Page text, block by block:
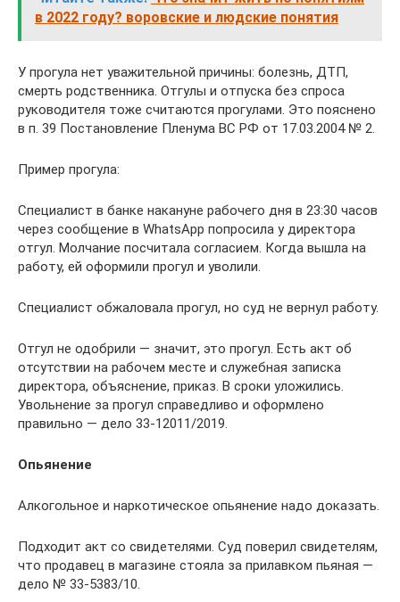
в 2022 году? воровские и людские понятия
У прогула нет уважительной причины: болезнь, ДТП,
смерть родственника. Отгулы и отпуска без спроса
руководителя тоже считаются прогулами. Это пояснено
в п. 39 Постановление Пленума ВС РФ от 17.03.2004 № 2.
Пример прогула:
Специалист в банке накануне рабочего дня в 23:30 часов
через сообщение в WhatsApp попросила у директора
отгул. Молчание посчитала согласием. Когда вышла на
работу, ей оформили прогул и уволили.
Специалист обжаловала прогул, но суд не вернул работу.
Отгул не одобрили — значит, это прогул. Есть акт об
отсутствии на рабочем месте и служебная записка
директора, объяснение, приказ. В сроки уложились.
Увольнение за прогул справедливо и оформлено
правильно — дело 33-12011/2019.
Опьянение
Алкогольное и наркотическое опьянение надо доказать.
Подходит акт со свидетелями. Суд поверил свидетелям,
что продавец в магазине стояла за прилавком пьяная —
дело № 33-5383/10.